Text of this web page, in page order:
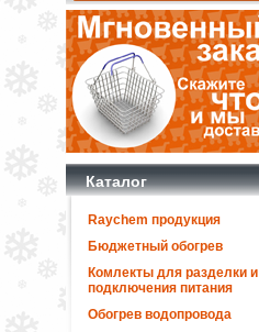
Каталог
Raychem продукция
Бюджетный обогрев
Комлекты для разделки и
подключения питания
Обогрев водопровода